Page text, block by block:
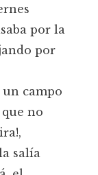
por la
por
campo
no
salía